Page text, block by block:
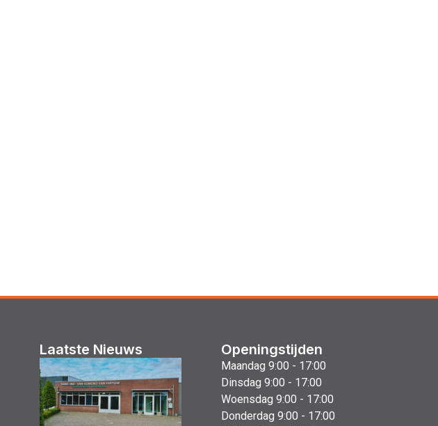
Laatste Nieuws Openingstijden
Maandag 9:00 - 17:00
Dinsdag 9:00 - 17:00
Woensdag 9:00 - 17:00
Donderdag 9:00 - 17:00